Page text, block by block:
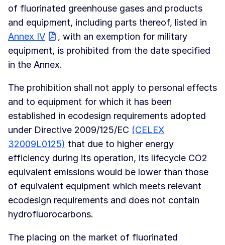
of fluorinated greenhouse gases and products
and equipment, including parts thereof, listed in
Annex IV
, with an exemption for military
equipment, is prohibited from the date specified
in the Annex.
The prohibition shall not apply to personal effects
and to equipment for which it has been
established in ecodesign requirements adopted
under Directive 2009/125/EC (CELEX
32009L0125) that due to higher energy
efficiency during its operation, its lifecycle CO2
equivalent emissions would be lower than those
of equivalent equipment which meets relevant
ecodesign requirements and does not contain
hydrofluorocarbons.
The placing on the market of fluorinated